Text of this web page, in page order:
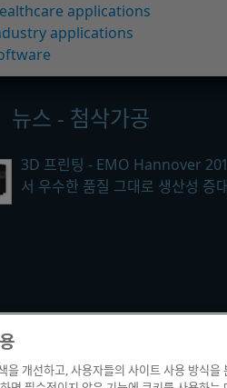
applications
applications
뉴스 - 첨삭가공
3D 프린팅 - EMO Hannover
서 우수한 품질 그대로 생산성 증대
2026 Renishaw plc. All rights
개선하고, 사용자들의 사이트 사용 방식